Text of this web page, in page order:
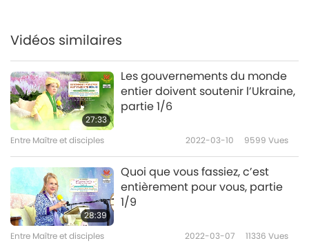
29:12
devraient prêcher le
véritable Évangile du
Seigneur Jésus, partie 7/8
Entre Maître et disciples
8
33:32
devraient prêcher le véritable
Évangile du Seigneur Jésus,
partie 8/8
Entre Maître et disciples
Vidéos similaires
27:33
Les gouvernements du monde
entier doivent soutenir l’Ukraine,
partie 1/6
Entre Maître et disciples 2022-03-10 9599 Vues
28:39
Quoi que vous fassiez, c’est
entièrement pour vous, partie
1/9
Entre Maître et disciples 2022-03-07 11336 Vues